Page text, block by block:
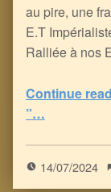
au pire, une
E.T
Ralliée à nos
Continue
”…
14/07/2024